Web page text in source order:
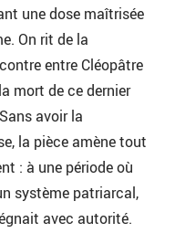
une dose maîtrisée
On rit de la
entre Cléopâtre
mort de ce dernier
avoir la
la pièce amène tout
: à une période où
système patriarcal,
avec autorité.